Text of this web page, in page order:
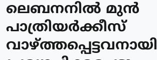
ലെബനനില്‍ മുന്‍
പാത്രിയര്‍ക്കീസ്
വാഴ്ത്തപ്പെട്ടവനായി